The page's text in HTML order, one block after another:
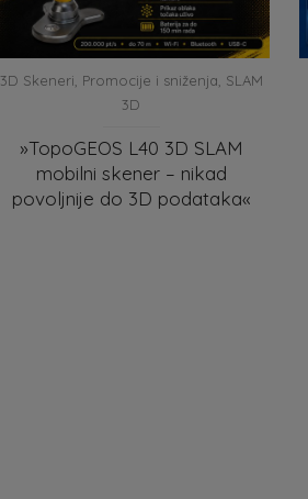
3D Skeneri Promocije i sniženja SLAM
3D
»TopoGEOS L40 3D SLAM
mobilni skener – nikad
povoljnije do 3D podataka«